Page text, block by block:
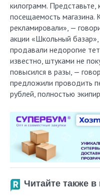
килограмм. Представьте,
посещаемость магазина.
рекламировали», —
акции «Школьный
продавали недорогие
известно, штуками не
повысился в разы, —
предложили проводить
рублей, полностью
Читайте также в